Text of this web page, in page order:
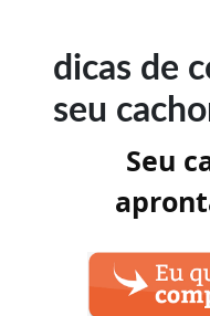
dicas de
seu
Seu